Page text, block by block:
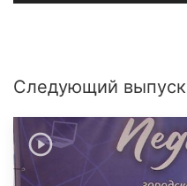
Следующий выпуск